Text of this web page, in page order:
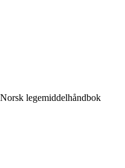
legemiddelhåndbok